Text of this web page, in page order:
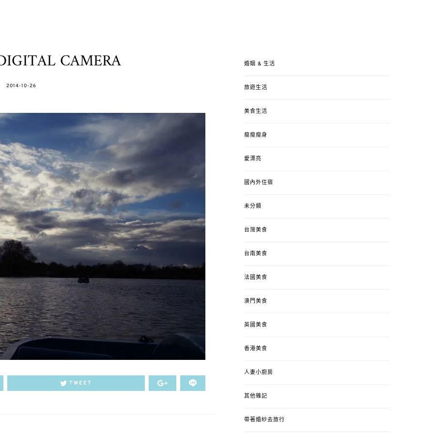
CAMERA
POSTED
2014-10-26
TWEET
婚姻 & 生活
旅遊生活
美食生活
瘦瘦瘦身
愛漂亮
國內外住宿
未分類
台灣美食
台南美食
法國美食
澳門美食
英國美食
香港美食
人妻小廚房
其他雜記
帶著婚紗去旅行